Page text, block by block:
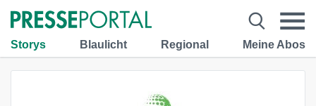
Storys Blaulicht Regional Meine Abos